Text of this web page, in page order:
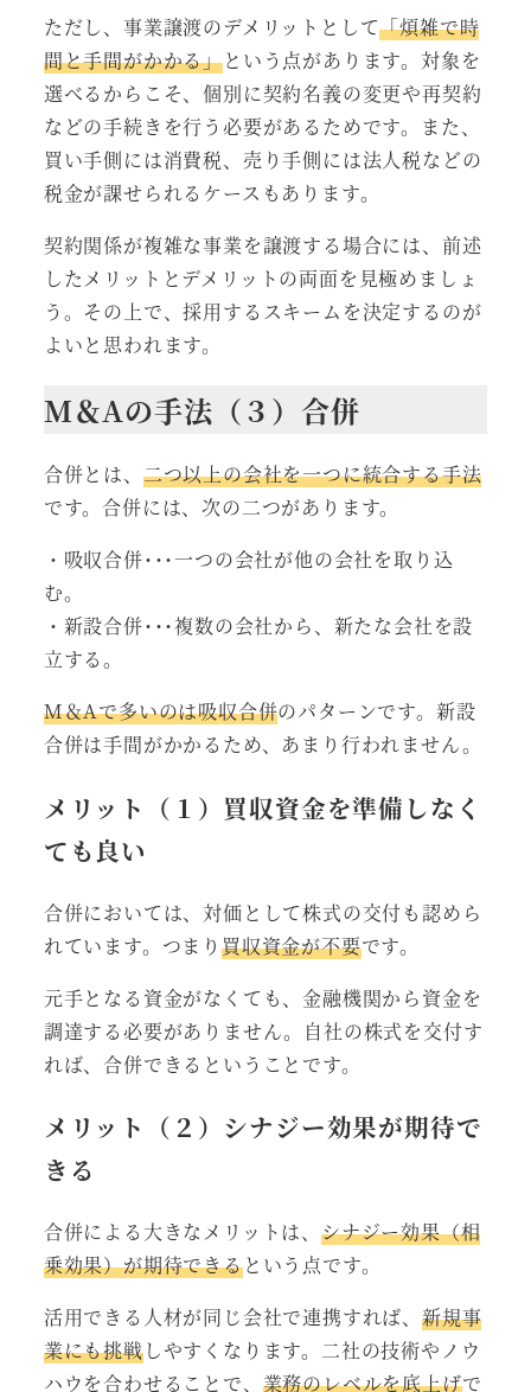
ただし、事業譲渡のデメリットとして「煩雑で時
間と手間がかかる」という点があります。対象を
選べるからこそ、個別に契約名義の変更や再契約
などの手続きを行う必要があるためです。また、
買い手側には消費税、売り手側には法人税などの
税金が課せられるケースもあります。
契約関係が複雑な事業を譲渡する場合には、前述
したメリットとデメリットの両面を見極めましょ
う。その上で、採用するスキームを決定するのが
よいと思われます。
M＆Aの手法（３）合併
合併とは、 二つ以上の会社を一つに統合する手法
です。合併には、次の二つがあります。
・吸収合併･･･一つの会社が他の会社を取り込
む。
・新設合併･･･複数の会社から、新たな会社を設
立する。
M＆Aで多いのは吸収合併のパターンです。新設
合併は手間がかかるため、あまり行われません。
メリット（１）買収資金を準備しなく
ても良い
合併においては、対価として株式の交付も認めら
れています。つまり 買収資金が不要です。
元手となる資金がなくても、金融機関から資金を
調達する必要がありません。自社の株式を交付す
れば、合併できるということです。
メリット（２）シナジー効果が期待で
きる
合併による大きなメリットは、 シナジー効果（相
乗効果）が期待できるという点です。
活用できる人材が同じ会社で連携すれば、 新規事
業にも挑戦しやすくなります。二社の技術やノウ
ハウを合わせることで、 業務のレベルを底上げで